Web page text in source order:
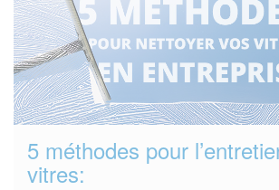
5 méthodes pour
vitres: